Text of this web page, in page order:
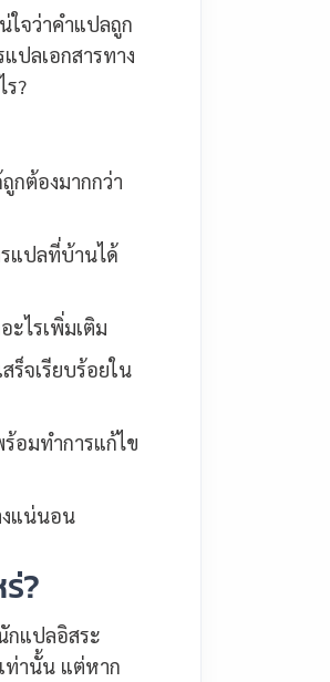
จว่าคำแปลถูก
ปลเอกสารทาง
?
กต้องมากกว่า
แปลที่บ้านได้
ไรเพิ่มเติม
ร็จเรียบร้อยใน
อมทำการแก้ไข
งแน่นอน
?
กแปลอิสระ
ท่านั้น แต่หาก